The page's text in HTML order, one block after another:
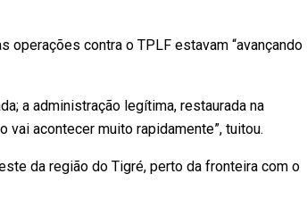
operações contra o TPLF estavam “avançando
a administração legítima, restaurada na
acontecer muito rapidamente”, tuitou.
da região do Tigré, perto da fronteira com o